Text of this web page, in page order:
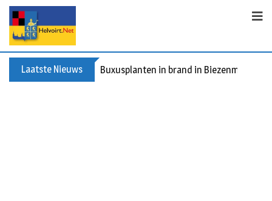
Laatste Nieuws Buxusplanten in brand in Biezenmortel,